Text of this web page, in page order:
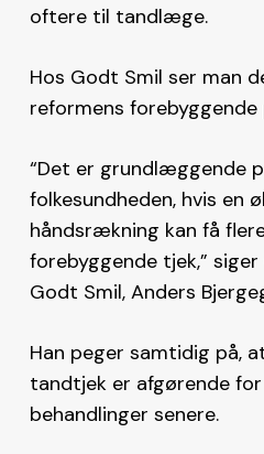
oftere til tandlæge.
Hos Godt Smil ser man
reformens
“Det er grundlæggende
folkesundheden, hvis en
håndsrækning kan få
forebyggende tjek,”
Godt Smil, Anders
Han peger samtidig på,
tandtjek er afgørende
behandlinger senere.